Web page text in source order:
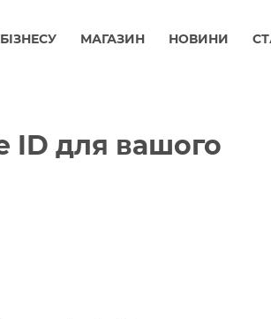
МАГАЗИН НОВИНИ
ID для вашого